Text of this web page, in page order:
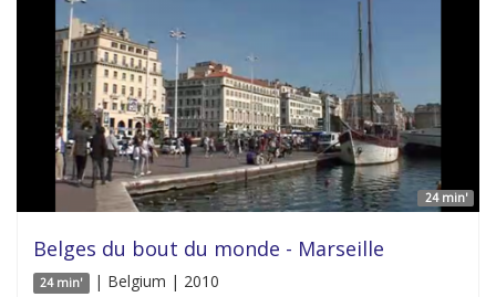
24 min'
Belges du bout du monde - Marseille
24 min' | Belgium | 2010